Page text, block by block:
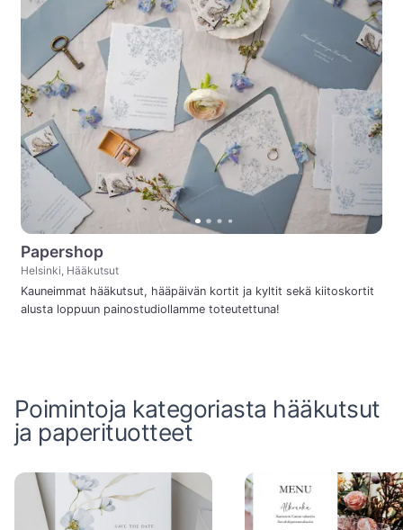
Papershop
Helsinki, Hääkutsut
Kauneimmat hääkutsut, hääpäivän kortit ja kyltit sekä kiitoskortit
alusta loppuun painostudiollamme toteutettuna!
Poimintoja kategoriasta hääkutsut
ja paperituotteet